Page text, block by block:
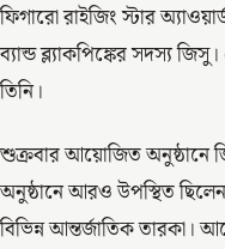
ফিগারো রাইজিং স্টার
ব্যান্ড ব্ল্যাকপিঙ্কের সদস্য
তিনি।
শুক্রবার আয়োজিত অনুষ্ঠানে
অনুষ্ঠানে আরও উপস্থিত
বিভিন্ন আন্তর্জাতিক